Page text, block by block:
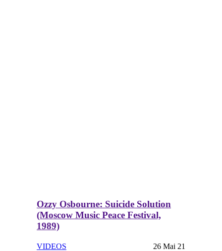
Ozzy Osbourne: Suicide Solution
(Moscow Music Peace Festival,
1989)
VIDEOS 26 Mai 21